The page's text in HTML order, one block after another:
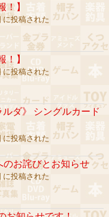
！】
に投稿された
！】
に投稿された
ダ》 シングルカード
に投稿された
のお詫びとお知らせ
に投稿された